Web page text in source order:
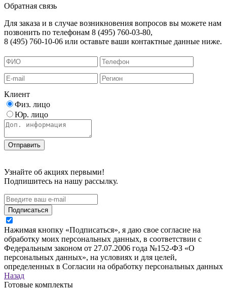
Обратная связь
Для заказа и в случае возникновения вопросов вы можете нам
позвонить по телефонам 8 (495) 760-03-80,
8 (495) 760-10-06 или оставьте ваши контактные данные ниже.
Клиент
Физ. лицо
Юр. лицо
Узнайте об акциях первыми!
Подпишитесь на нашу рассылку.
Подписаться
Нажимая кнопку «Подписаться», я даю свое согласие на
обработку моих персональных данных, в соответствии с
Федеральным законом от 27.07.2006 года №152-ФЗ «О
персональных данных», на условиях и для целей,
определенных в Согласии на обработку персональных данных
Назад
Готовые комплекты